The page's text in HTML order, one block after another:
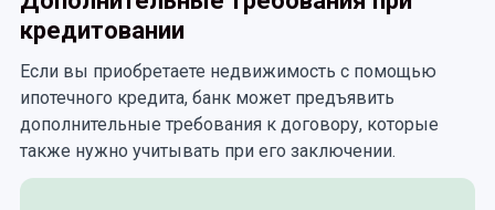
кредитовании
Если вы приобретаете недвижимость с помощью
ипотечного кредита, банк может предъявить
дополнительные требования к договору, которые
также нужно учитывать при его заключении.